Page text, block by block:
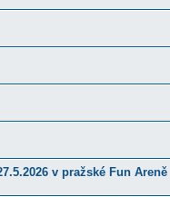
v pražské Fun Areně